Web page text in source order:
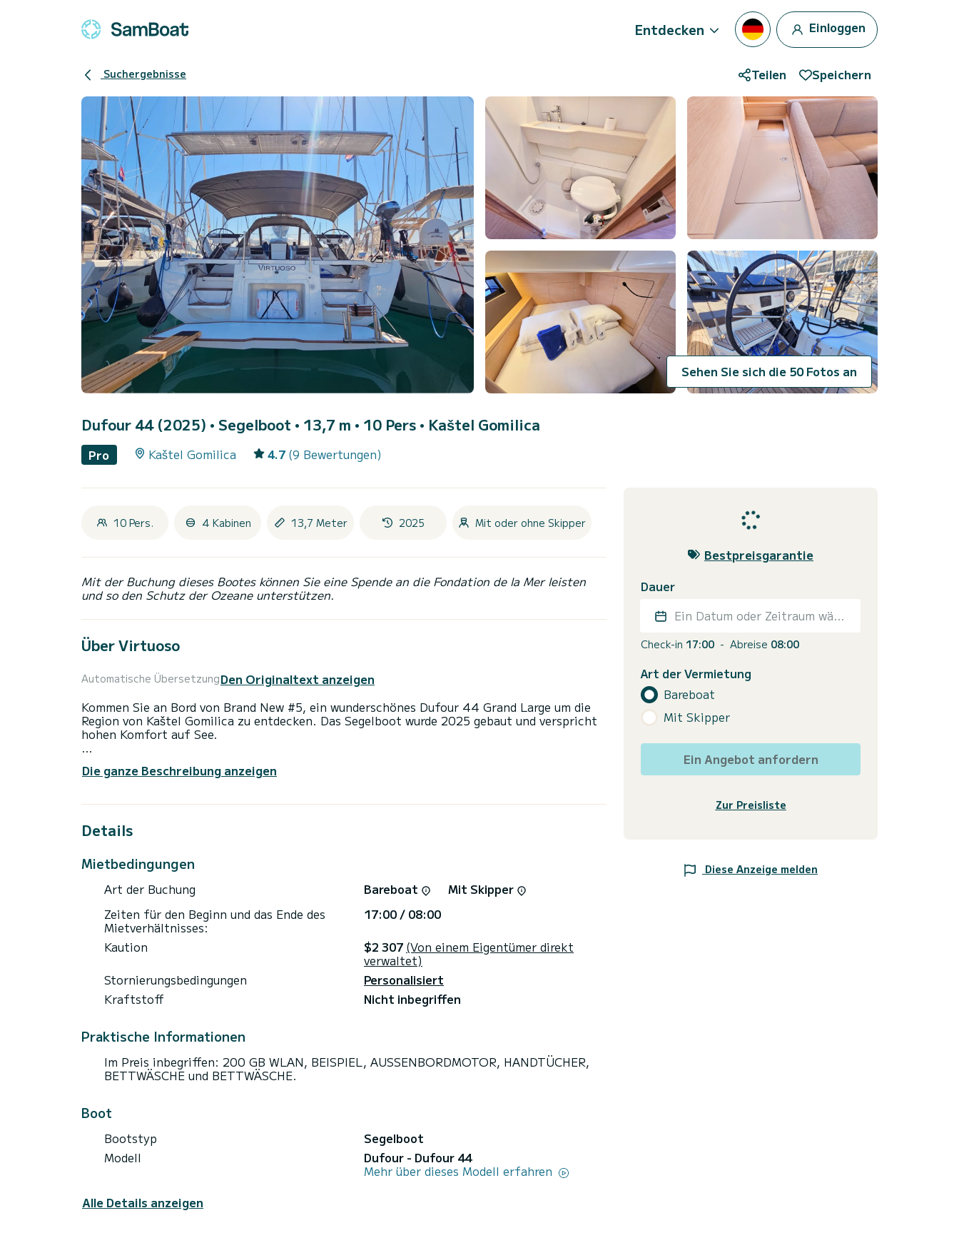
Entdecken Einloggen
Suchergebnisse Teilen Speichern
Sehen Sie sich die 50 Fotos an
Dufour 44 (2025) • Segelboot • 13,7 m • 10 Pers • Kaštel Gomilica
Pro Kaštel Gomilica 4.7 (9 Bewertungen)
10 Pers. 4 Kabinen 13,7 Meter 2025 Mit oder ohne Skipper
Mit der Buchung dieses Bootes können Sie eine Spende an die Fondation de la Mer leisten
und so den Schutz der Ozeane unterstützen.
Über Virtuoso
Automatische ÜbersetzungDen Originaltext anzeigen
Kommen Sie an Bord von Brand New #5, ein wunderschönes Dufour 44 Grand Large um die
Region von Kaštel Gomilica zu entdecken. Das Segelboot wurde 2025 gebaut und verspricht
hohen Komfort auf See.
Gesamtlänge von 14 Metern wird es Ihr perfekter Begleiter sein, um einen einzigartigen
Elektrowinch, Außenlautsprecher, Deckdusche, Bugstrahlruder, Außenkühlschrank,
Badeplattform.
Zögern Sie nicht, ein persönliches Angebot anzufordern. Unser Team berät Sie gerne zu all
Die ganze Beschreibung anzeigen
Details
Mietbedingungen
Art der Buchung Bareboat
Mit Skipper
Zeiten für den Beginn und das Ende des
Mietverhältnisses:
17:00 / 08:00
Kaution
$2 307 (Von einem Eigentümer direkt
verwaltet)
Stornierungsbedingungen
Personalisiert
Kraftstoff
Nicht inbegriffen
Praktische Informationen
Im Preis inbegriffen: 200 GB WLAN, BEISPIEL, AUSSENBORDMOTOR, HANDTÜCHER,
BETTWÄSCHE und BETTWÄSCHE.
Boot
Bootstyp
Segelboot
Modell
Dufour - Dufour 44
Mehr über dieses Modell erfahren
Alle Details anzeigen
Bestpreisgarantie
Dauer
Ein Datum oder Zeitraum wählen
Check-in 17:00 - Abreise 08:00
Art der Vermietung
Bareboat
Mit Skipper
Ein Angebot anfordern
Zur Preisliste
Diese Anzeige melden